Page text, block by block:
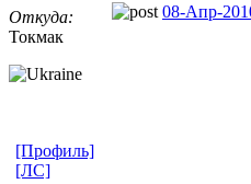
Откуда:
Токмак
08-Апр-
[Профиль]
[ЛС]